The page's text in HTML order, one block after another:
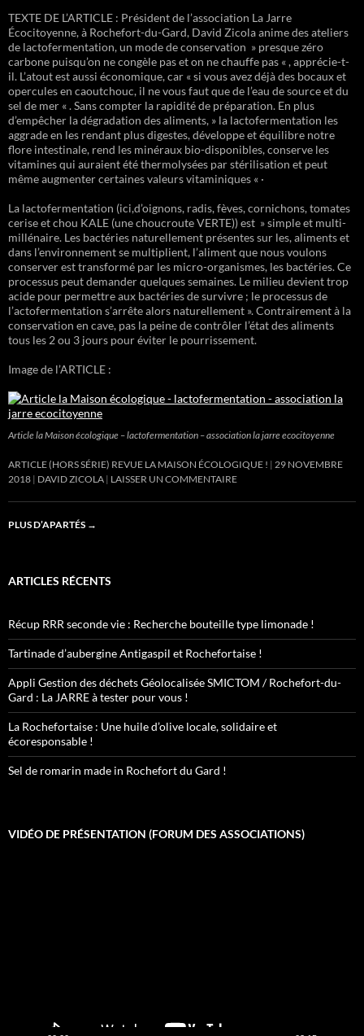
TEXTE DE L’ARTICLE : Président de l’association La Jarre
Écocitoyenne, à Rochefort-du-Gard, David Zicola anime des ateliers
de lactofermentation, un mode de conservation » presque zéro
carbone puisqu’on ne congèle pas et on ne chauffe pas « , apprécie-t-
il. L’atout est aussi économique, car « si vous avez déjà des bocaux et
opercules en caoutchouc, il ne vous faut que de l’eau de source et du
sel de mer « . Sans compter la rapidité de préparation. En plus
d’empêcher la dégradation des aliments, » la lactofermentation les
aggrade en les rendant plus digestes, développe et équilibre notre
flore intestinale, rend les minéraux bio-disponibles, conserve les
vitamines qui auraient été thermolysées par stérilisation et peut
même augmenter certaines valeurs vitaminiques « ·
La lactofermentation (ici,d’oignons, radis, fèves, cornichons, tomates
cerise et chou KALE (une choucroute VERTE)) est » simple et multi-
millénaire. Les bactéries naturellement présentes sur les, aliments et
dans l’environnement se multiplient, l’aliment que nous voulons
conserver est transformé par les micro-organismes, les bactéries. Ce
processus peut demander quelques semaines. Le milieu devient trop
acide pour permettre aux bactéries de survivre ; le processus de
l’actofermentation s’arrête alors naturellement ». Contrairement à la
conservation en cave, pas la peine de contrôler l’état des aliments
tous les 2 ou 3 jours pour éviter le pourrissement.
Image de l’ARTICLE :
Article la Maison écologique – lactofermentation – association la jarre ecocitoyenne
ARTICLE (HORS SÉRIE) REVUE LA MAISON ÉCOLOGIQUE !
29 NOVEMBRE
2018 DAVID ZICOLA LAISSER UN COMMENTAIRE
PLUS D’APARTÉS →
ARTICLES RÉCENTS
Récup RRR seconde vie : Recherche bouteille type limonade !
Tartinade d’aubergine Antigaspil et Rochefortaise !
Appli Gestion des déchets Géolocalisée SMICTOM / Rochefort-du-
Gard : La JARRE à tester pour vous !
La Rochefortaise : Une huile d’olive locale, solidaire et
écoresponsable !
Sel de romarin made in Rochefort du Gard !
VIDÉO DE PRÉSENTATION (FORUM DES ASSOCIATIONS)